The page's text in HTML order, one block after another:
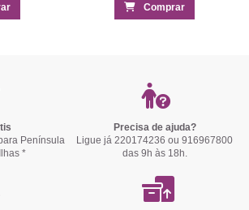
Comprar
Península
*
Precisa de ajuda?
Ligue já 220174236 ou 916967800
das 9h às 18h.